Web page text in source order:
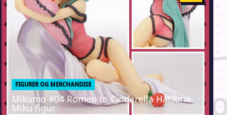
FIGURER OG MERCHANDISE
Mikumo #04 Romeo to Cinderella Hatsune
Miku figur